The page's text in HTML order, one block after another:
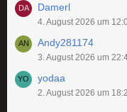
Damerl
4. August 2026 um
Andy281174
3. August 2026 um
yodaa
2. August 2026 um